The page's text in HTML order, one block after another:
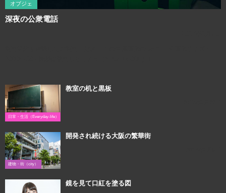
オブジェ
深夜の公衆電話
日常・生活（Everyday-life）
教室の机と黒板
建物・街（city）
開発され続ける大阪の繁華街
鏡を見て口紅を塗る図